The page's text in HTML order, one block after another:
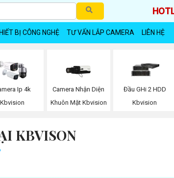
BỊ CÔNG NGHỆ TƯ VẤN LẮP CAMERA LIÊN HỆ
Ip 4k
Kbvision
Camera Nhận Diện
Khuôn Mặt Kbvision
Đầu GHi 2 HDD
Kbvision
KBVISON